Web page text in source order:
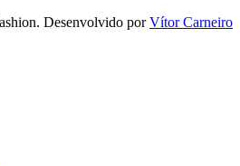
Desenvolvido porVítor Carneiro